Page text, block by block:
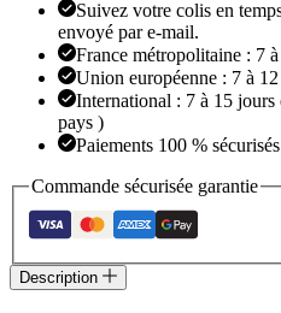
Suivez votre colis en
envoyé par e-mail.
France métropolitaine : 7
Union européenne : 7 à
International : 7 à 15 jours
pays )
Paiements 100 %
Commande sécurisée garantie
Description